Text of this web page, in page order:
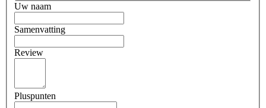
Uw naam
Samenvatting
Review
Pluspunten